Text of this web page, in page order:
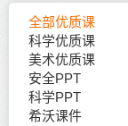
全部优质课
科学优质课
美术优质课
安全PPT
科学PPT
希沃课件